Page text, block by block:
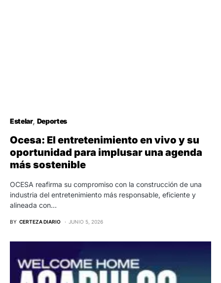
Estelar Deportes
Ocesa: El entretenimiento en vivo y su
oportunidad para implusar una agenda
más sostenible
OCESA reafirma su compromiso con la construcción de una
industria del entretenimiento más responsable, eficiente y
alineada con…
BY CERTEZA DIARIO JUNIO 5, 2026